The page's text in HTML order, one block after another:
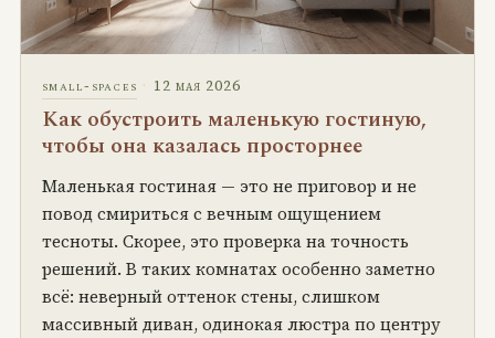
small-spaces · 12 мая 2026
Как обустроить маленькую гостиную,
чтобы она казалась просторнее
Маленькая гостиная — это не приговор и не
повод смириться с вечным ощущением
тесноты. Скорее, это проверка на точность
решений. В таких комнатах особенно заметно
всё: неверный оттенок стены, слишком
массивный диван, одинокая люстра по центру